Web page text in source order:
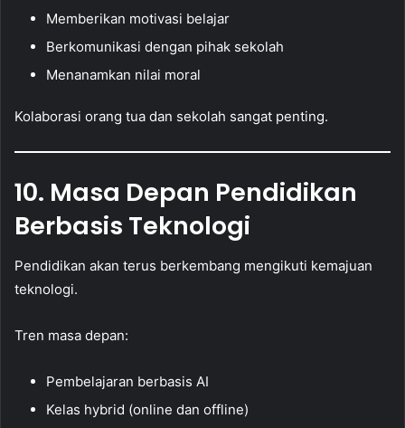
Memberikan motivasi belajar
Berkomunikasi dengan pihak sekolah
Menanamkan nilai moral
Kolaborasi orang tua dan sekolah sangat penting.
10. Masa Depan Pendidikan
Berbasis Teknologi
Pendidikan akan terus berkembang mengikuti kemajuan
teknologi.
Tren masa depan:
Pembelajaran berbasis AI
Kelas hybrid (online dan offline)